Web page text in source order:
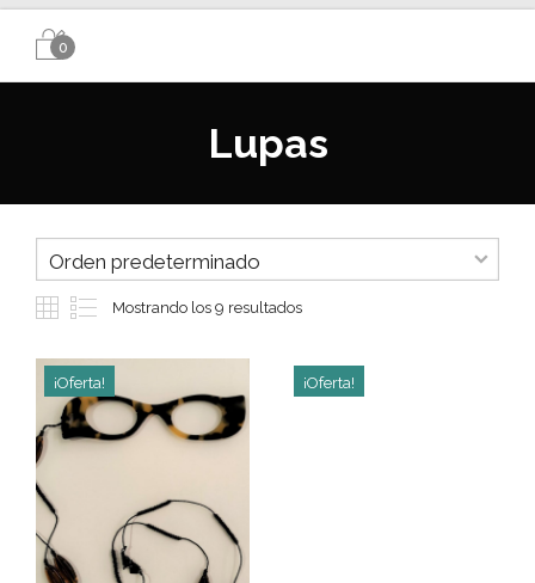
0
Lupas
Mostrando los 9 resultados
¡Oferta! ¡Oferta!